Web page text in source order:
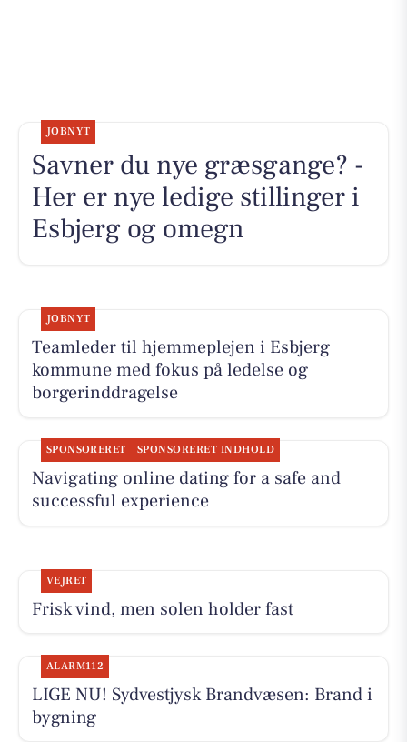
JOBNYT
Savner du nye græsgange? -
Her er nye ledige stillinger i
Esbjerg og omegn
JOBNYT
Teamleder til hjemmeplejen i Esbjerg
kommune med fokus på ledelse og
borgerinddragelse
SPONSORERET SPONSORERET INDHOLD
Navigating online dating for a safe and
successful experience
VEJRET
Frisk vind, men solen holder fast
ALARM112
LIGE NU! Sydvestjysk Brandvæsen: Brand i
bygning